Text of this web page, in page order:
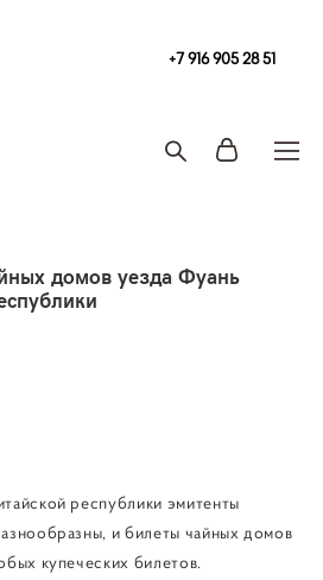
+7 916 905 28 51
домов уезда Фуань
республики эмитенты
и билеты чайных домов
купеческих билетов.